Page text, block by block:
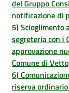
del Gruppo
notificazione di
5) Scioglimento
segreteria con i
approvazione
Comune di
6)
riserva